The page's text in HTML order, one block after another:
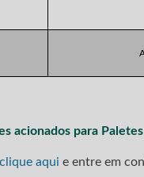
acionados para
clique aqui e entre em